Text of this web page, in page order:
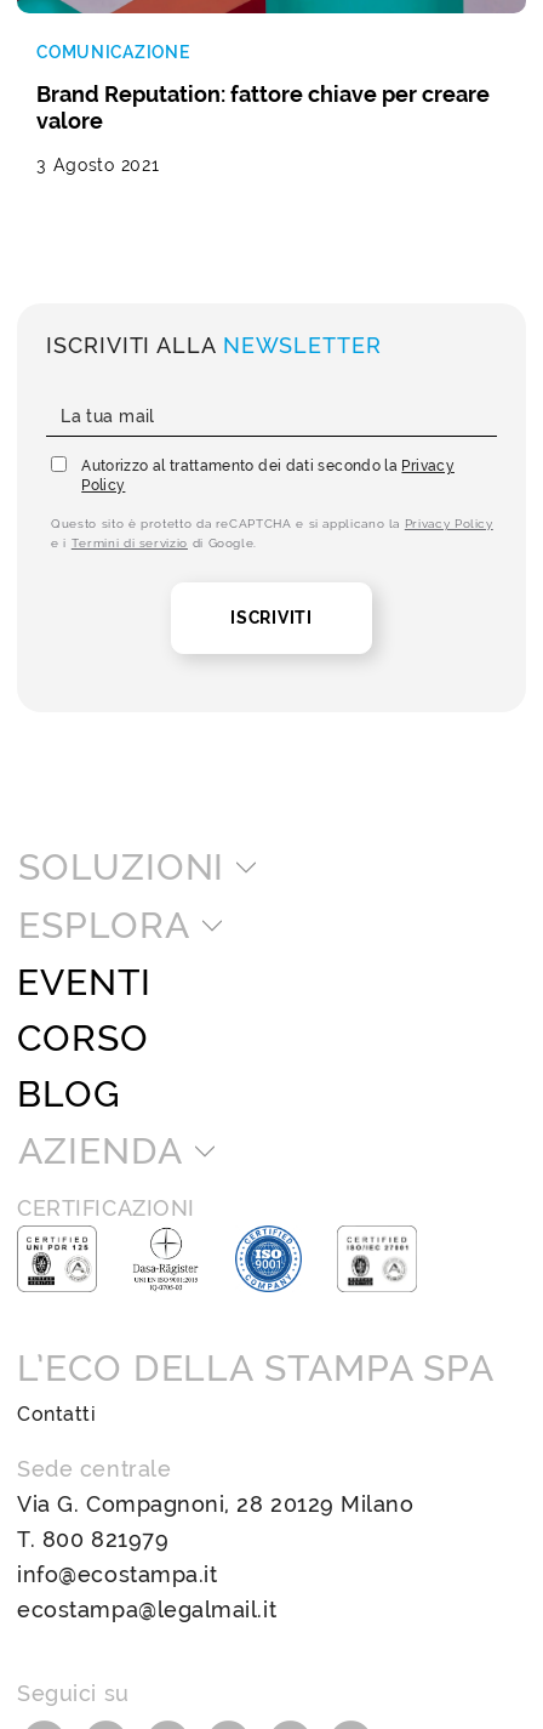
COMUNICAZIONE
Brand Reputation: fattore chiave per creare
valore
3 Agosto 2021
ISCRIVITI ALLA NEWSLETTER
Autorizzo al trattamento dei dati secondo la Privacy
Policy
Questo sito è protetto da reCAPTCHA e si applicano la Privacy Policy
e i Termini di servizio di Google.
ISCRIVITI
SOLUZIONI
ESPLORA
EVENTI
CORSO
BLOG
AZIENDA
CERTIFICAZIONI
L’ECO DELLA STAMPA SPA
Contatti
Sede centrale
Via G. Compagnoni, 28 20129 Milano
T. 800 821979
info@ecostampa.it
ecostampa@legalmail.it
Seguici su